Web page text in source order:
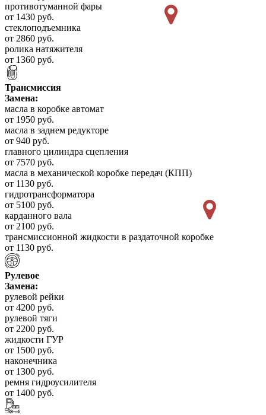
противотуманной фары
от 1430 руб.
стеклоподъемника
от 2860 руб.
ролика натяжителя
от 1360 руб.
Трансмиссия
Замена:
масла в коробке автомат
от 1950 руб.
масла в заднем редукторе
от 940 руб.
главного цилиндра сцепления
от 7570 руб.
масла в механической коробке передач (КПП)
от 1130 руб.
гидротрансформатора
от 5100 руб.
карданного вала
от 2100 руб.
трансмиссионной жидкости в раздаточной коробке
от 1130 руб.
Рулевое
Замена:
рулевой рейки
от 4200 руб.
рулевой тяги
от 2200 руб.
жидкости ГУР
от 1500 руб.
наконечника
от 1300 руб.
ремня гидроусилителя
от 1400 руб.